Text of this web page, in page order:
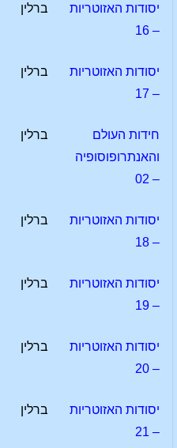
יסודות האזוטריות
– 16
ברלין
יסודות האזוטריות
– 17
ברלין
חידות העולם
והאנתרופוסופיה
– 02
ברלין
יסודות האזוטריות
– 18
ברלין
יסודות האזוטריות
– 19
ברלין
יסודות האזוטריות
– 20
ברלין
יסודות האזוטריות
– 21
ברלין